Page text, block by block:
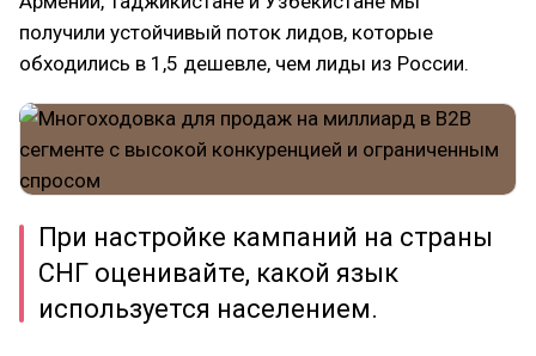
получили устойчивый поток лидов, которые
обходились в 1,5 дешевле, чем лиды из России.
При настройке кампаний на страны
СНГ оценивайте, какой язык
используется населением.